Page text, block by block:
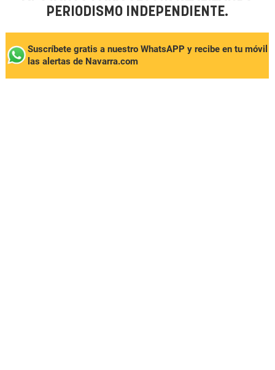
PERIODISMO INDEPENDIENTE.
Suscríbete gratis a nuestro WhatsAPP y recibe en tu móvil
las alertas de Navarra.com